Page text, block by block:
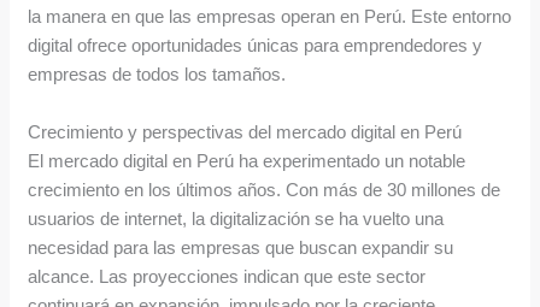
la manera en que las empresas operan en Perú. Este entorno
digital ofrece oportunidades únicas para emprendedores y
empresas de todos los tamaños.
Crecimiento y perspectivas del mercado digital en Perú
El mercado digital en Perú ha experimentado un notable
crecimiento en los últimos años. Con más de 30 millones de
usuarios de internet, la digitalización se ha vuelto una
necesidad para las empresas que buscan expandir su
alcance. Las proyecciones indican que este sector